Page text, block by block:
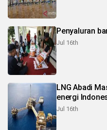
Penyaluran
Jul 16th
LNG Abadi
energi
Jul 16th